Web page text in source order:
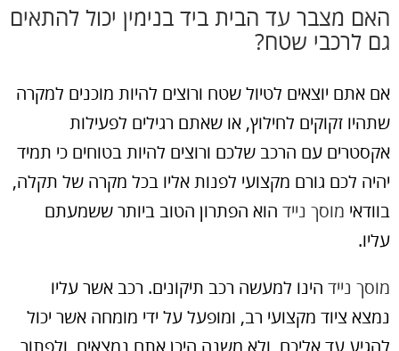
האם מצבר עד הבית ביד בנימין יכול להתאים
גם לרכבי שטח?
אם אתם יוצאים לטיול שטח ורוצים להיות מוכנים למקרה
שתהיו זקוקים לחילוץ, או שאתם רגילים לפעילות
אקסטרים עם הרכב שלכם ורוצים להיות בטוחים כי תמיד
יהיה לכם גורם מקצועי לפנות אליו בכל מקרה של תקלה,
בוודאי מוסך נייד הוא הפתרון הטוב ביותר ששמעתם
עליו.
מוסך נייד הינו למעשה רכב תיקונים. רכב אשר עליו
נמצא ציוד מקצועי רב, ומופעל על ידי מומחה אשר יכול
להגיע עד אליכם, ולא משנה היכן אתם נמצאים, ולפתור